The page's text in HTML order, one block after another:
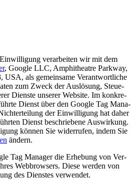
ver­ar­bei­ten wir mit dem
, Goog­le LLC, Amphi­theat­re Park­way,
als gemein­sa­me Ver­ant­wort­li­che
zum Zweck der Aus­lö­sung, Steue­
Diens­te unse­rer Web­site. Im kon­kre­
Dienst über den Goog­le Tag Mana­
der Ein­wil­li­gung hat daher
Dienst beschrie­be­ne Aus­wir­kung.
kön­nen Sie wider­ru­fen, indem Sie
ändern.
Tag Mana­ger die Erhe­bung von Ver­
Web­brow­sers. Die­se wer­den von
des Diens­tes verwendet.